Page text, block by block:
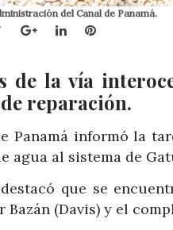
del Canal de Panamá.
TwitterGoogle+LinkedInPinterest
de la vía
reparación.
Panamá informó la
agua al sistema de
que se
Bazán (Davis) y el